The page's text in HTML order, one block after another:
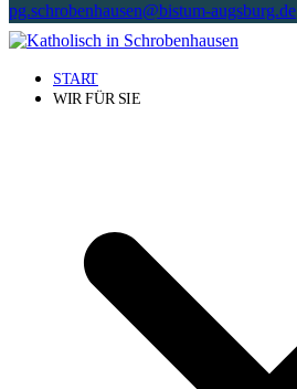
pg.schrobenhausen@bistum-augsburg.de
START
WIR FÜR SIE